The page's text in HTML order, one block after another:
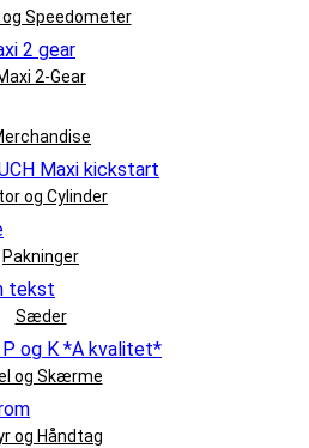
og Speedometer
2-Gear
og Cylinder
Pakninger
Sæder
og Skærme
og Håndtag